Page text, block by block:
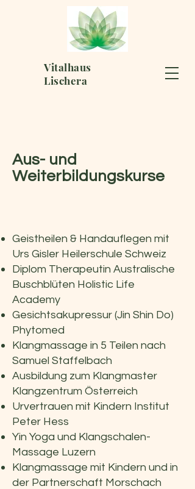
Vitalhaus
Lischera
Aus- und
Weiterbildungskurse
Geistheilen & Handauflegen mit
Urs Gisler Heilerschule Schweiz
Diplom Therapeutin Australische
Buschblüten Holistic Life
Academy
Gesichtsakupressur (Jin Shin Do)
Phytomed
Klangmassage in 5 Teilen nach
Samuel Staffelbach
Ausbildung zum Klangmaster
Klangzentrum Österreich
Urvertrauen mit Kindern Institut
Peter Hess
Yin Yoga und Klangschalen-
Massage Luzern
Klangmassage mit Kindern und in
der Partnerschaft Morschach